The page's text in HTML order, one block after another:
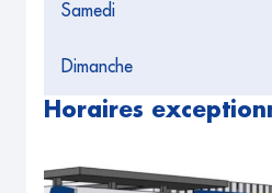
Samedi
Dimanche
Horaires